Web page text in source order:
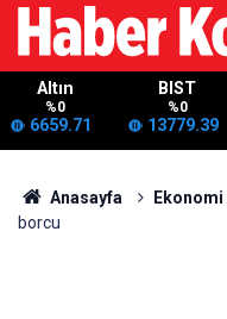
Altın
%0
6659.71
BIST
%0
13779.39
Anasayfa Ekonomi
borcu